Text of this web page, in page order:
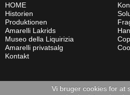
HOME
Historien
Produktionen
Amarelli Lakrids
Museo della Liquirizia
Amarelli privatsalg
Kontakt
Vi bruger cookies for at